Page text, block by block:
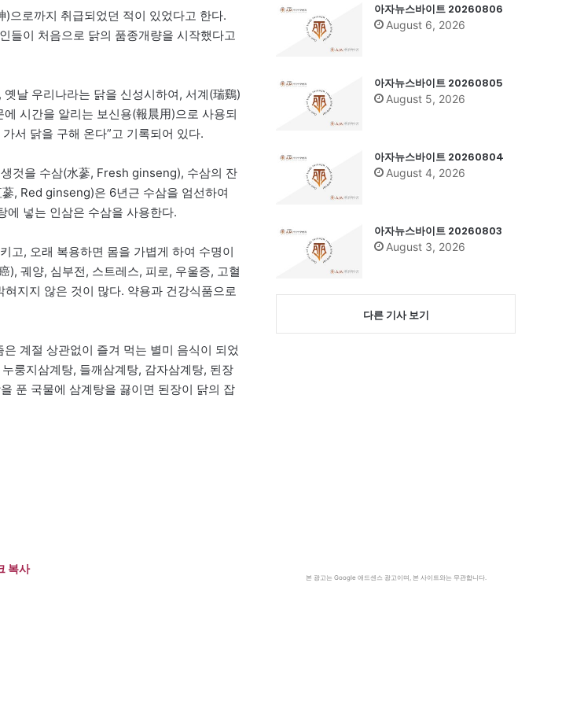
으로까지 취급되었던 적이 있었다고 한다.
들이 처음으로 닭의 품종개량을 시작했다고
날 우리나라는 닭을 신성시하여, 서계(瑞鷄)
시간을 알리는 보신용(報晨用)으로 사용되
서 닭을 구해 온다”고 기록되어 있다.
것을 수삼(水蔘, Fresh ginseng), 수삼의 잔
, Red ginseng)은 6년근 수삼을 엄선하여
에 넣는 인삼은 수삼을 사용한다.
고, 오래 복용하면 몸을 가볍게 하여 수명이
), 궤양, 심부전, 스트레스, 피로, 우울증, 고혈
지지 않은 것이 많다. 약용과 건강식품으로
계절 상관없이 즐겨 먹는 별미 음식이 되었
룽지삼계탕, 들깨삼계탕, 감자삼계탕, 된장
푼 국물에 삼계탕을 끓이면 된장이 닭의 잡
복사
아자뉴스바이트 20260806
August 6, 2026
아자뉴스바이트 20260805
August 5, 2026
아자뉴스바이트 20260804
August 4, 2026
아자뉴스바이트 20260803
August 3, 2026
다른 기사 보기
본 광고는 Google 애드센스 광고이며, 본 사이트와는 무관합니다.